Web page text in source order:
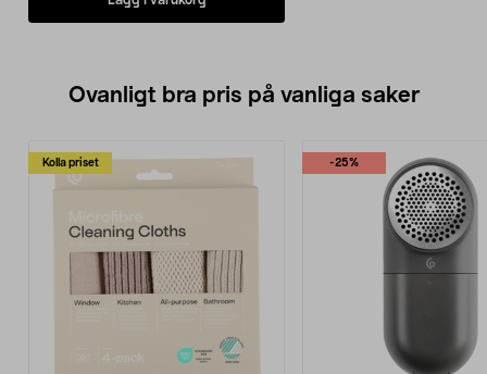
Ovanligt bra pris på vanliga saker
Kolla priset -25%